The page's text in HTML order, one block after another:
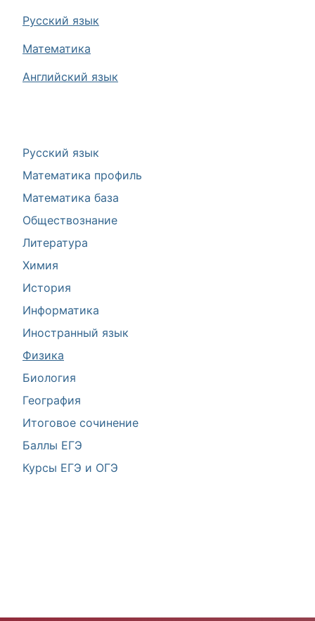
Русский язык
Математика профиль
Математика база
Обществознание
Литература
Химия
История
Информатика
Иностранный язык
Физика
Биология
География
Итоговое сочинение
Баллы ЕГЭ
Курсы ЕГЭ и ОГЭ
Русский язык
Математика
Английский язык